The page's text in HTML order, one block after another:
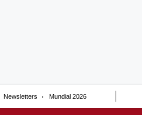
Newsletters Mundial 2026